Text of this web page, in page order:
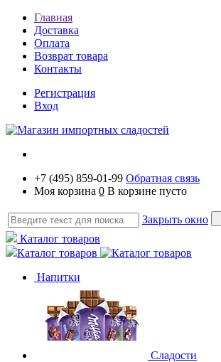
Главная
Доставка
Оплата
Возврат товара
Контакты
Регистрация
Вход
+7 (495) 859-01-99 Обратная связь
Моя корзина 0 В корзине пусто
Закрыть окно
Каталог товаров
Каталог товаров
Напитки
Сладости